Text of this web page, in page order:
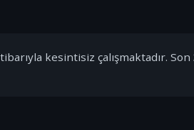
kesintisiz çalışmaktadır.